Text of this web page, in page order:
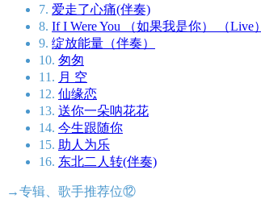
7. 爱走了心痛(伴奏)
8. If I Were You （如果我是你） （Live）
9. 绽放能量（伴奏）
10. 匆匆
11. 月 空
12. 仙缘恋
13. 送你一朵呐花花
14. 今生跟随你
15. 助人为乐
16. 东北二人转(伴奏)
→专辑、歌手推荐位⑫